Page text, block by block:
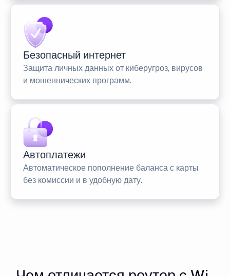
Безопасный интернет
Защита личных данных от киберугроз, вирусов
и мошеннических программ.
Автоплатежи
Автоматическое пополнение баланса с карты
без комиссии и в удобную дату.